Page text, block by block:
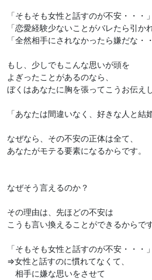
「そもそも女性と話すのが不安・・・」
「恋愛経験少ないことがバレたら引か
「全然相手にされなかったら嫌だな・
もし、少しでもこんな思いが頭を
よぎったことがあるのなら、
ぼくはあなたに胸を張ってこうお伝え
「あなたは間違いなく、好きな人と結
なぜなら、その不安の正体は全て、
あなたがモテる要素になるからです。
なぜそう言えるのか？
その理由は、先ほどの不安は
こうも言い換えることができるからです
「そもそも女性と話すのが不安・・・」
⇒女性と話すのに慣れてなくて、
相手に嫌な思いをさせて